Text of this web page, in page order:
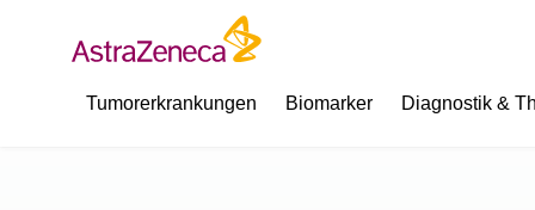
Tumorerkrankungen Biomarker Diagnostik &